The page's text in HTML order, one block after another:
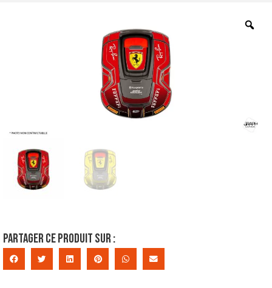
Partager ce produit sur :